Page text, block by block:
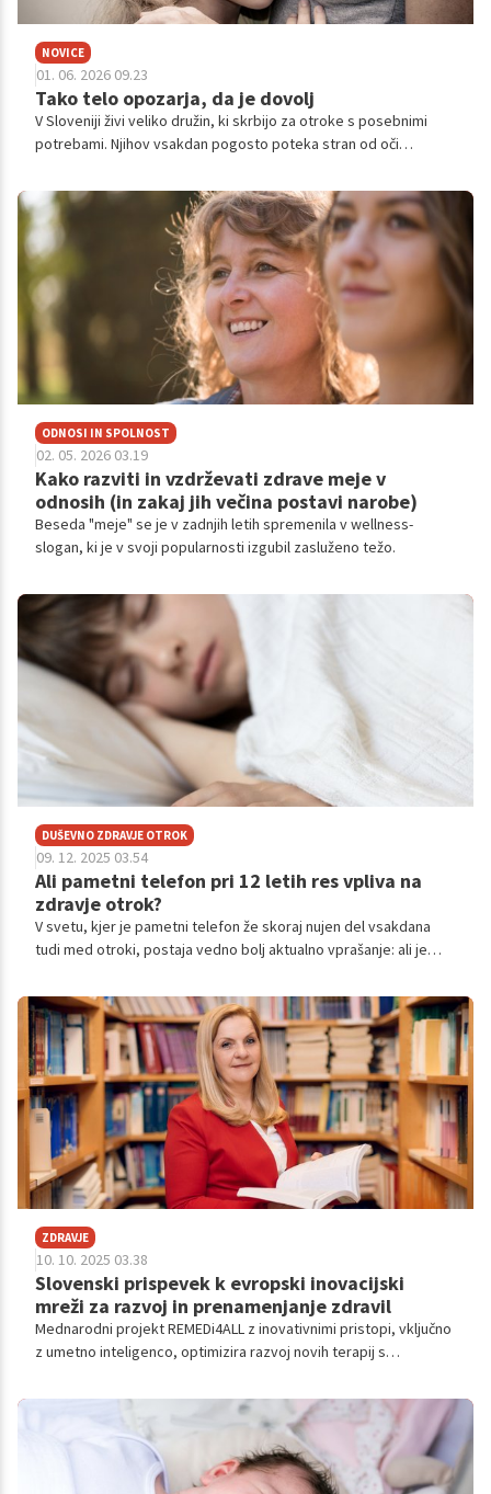
NOVICE
01. 06. 2026 09.23
Tako telo opozarja, da je dovolj
V Sloveniji živi veliko družin, ki skrbijo za otroke s posebnimi
potrebami. Njihov vsakdan pogosto poteka stran od oči
neprespane noči in nenehna skrb. Ob vsem tem pa ostaja
pogosto spregledan še en pomemben vidik: velika obremenitev
neformalnih skrbnikov, torej staršev, sorodnikov ali bližnjih, ki
večino skrbi prevzamejo brez sistemske podpore.
ODNOSI IN SPOLNOST
02. 05. 2026 03.19
Kako razviti in vzdrževati zdrave meje v
odnosih (in zakaj jih večina postavi narobe)
Beseda "meje" se je v zadnjih letih spremenila v wellness-
slogan, ki je v svoji popularnosti izgubil zasluženo težo.
DUŠEVNO ZDRAVJE OTROK
09. 12. 2025 03.54
Ali pametni telefon pri 12 letih res vpliva na
zdravje otrok?
V svetu, kjer je pametni telefon že skoraj nujen del vsakdana
tudi med otroki, postaja vedno bolj aktualno vprašanje: ali je
zdravje?
ZDRAVJE
10. 10. 2025 03.38
Slovenski prispevek k evropski inovacijski
mreži za razvoj in prenamenjanje zdravil
Mednarodni projekt REMEDi4ALL z inovativnimi pristopi, vključno
z umetno inteligenco, optimizira razvoj novih terapij s
ključno sodeluje pri vzpostavitvi evropske platforme za hitrejši,
etično odgovornejši in pacientom prilagojen razvoj.